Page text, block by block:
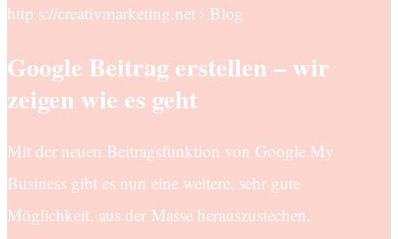
http s://creativmarketing.net › Blog
Google Beitrag erstellen – wir
zeigen wie es geht
Mit der neuen Beitragsfunktion von Google My
Business gibt es nun eine weitere, sehr gute
Möglichkeit, aus der Masse herauszustechen.